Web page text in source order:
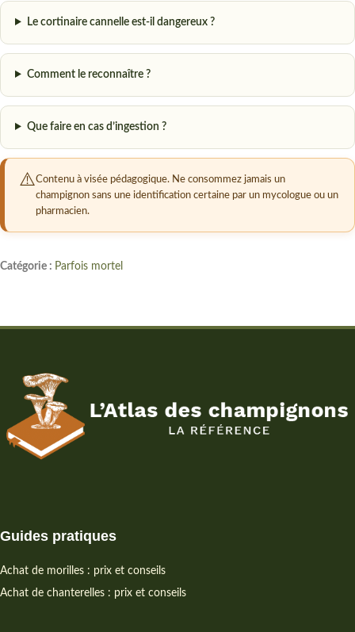
Le cortinaire cannelle est-il dangereux ?
Comment le reconnaître ?
Que faire en cas d’ingestion ?
Contenu à visée pédagogique. Ne consommez jamais un
champignon sans une identification certaine par un mycologue ou un
pharmacien.
Catégorie : Parfois mortel
Guides pratiques
Achat de morilles : prix et conseils
Achat de chanterelles : prix et conseils